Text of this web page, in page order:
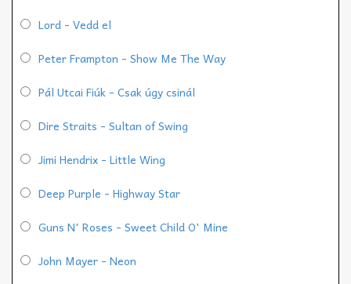
Lord - Vedd el
Peter Frampton - Show Me The Way
Pál Utcai Fiúk - Csak úgy csinál
Dire Straits - Sultan of Swing
Jimi Hendrix - Little Wing
Deep Purple - Highway Star
Guns N' Roses - Sweet Child O' Mine
John Mayer - Neon